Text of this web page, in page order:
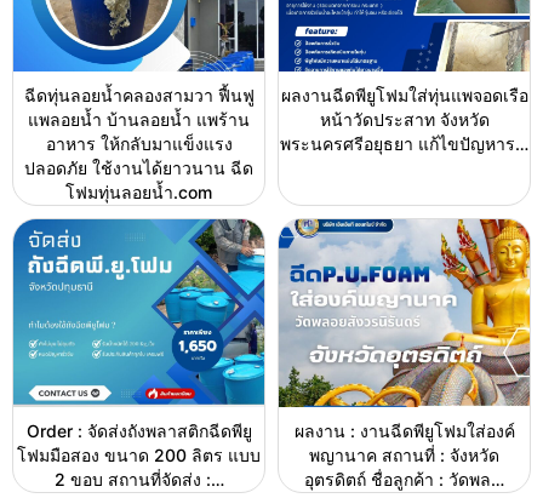
ฉีดทุ่นลอยน้ำคลองสามวา ฟื้นฟู
แพลอยน้ำ บ้านลอยน้ำ แพร้าน
อาหาร ให้กลับมาแข็งแรง
ปลอดภัย ใช้งานได้ยาวนาน ฉีด
โฟมทุ่นลอยน้ำ.com
ผลงานฉีดพียูโฟมใส่ทุ่นแพจอดเรือ
หน้าวัดประสาท จังหวัด
พระนครศรีอยุธยา แก้ไขปัญหาร…
Order : จัดส่งถังพลาสติกฉีดพียู
โฟมมือสอง ขนาด 200 ลิตร แบบ
2 ขอบ สถานที่จัดส่ง :…
ผลงาน : งานฉีดพียูโฟมใส่องค์
พญานาค สถานที่ : จังหวัด
อุตรดิตถ์ ชื่อลูกค้า : วัดพล…